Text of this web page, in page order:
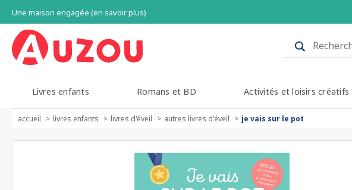
Une maison engagée (en savoir plus)
Livres enfants Romans et BD Activités et loisirs créatifs
accueil livres enfants livres d'éveil autres livres d'éveil je vais sur le pot